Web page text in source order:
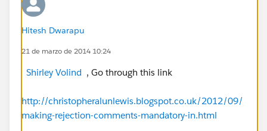
Hitesh Dwarapu
21 de marzo de 2014 10:24
Shirley Volind , Go through this link
http://christopheralunlewis.blogspot.co.uk/2012/09/
making-rejection-comments-mandatory-in.html